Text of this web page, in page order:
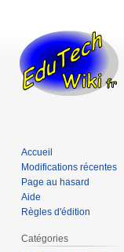
Accueil
Modifications récentes
Page au hasard
Aide
Règles d'édition
Catégories